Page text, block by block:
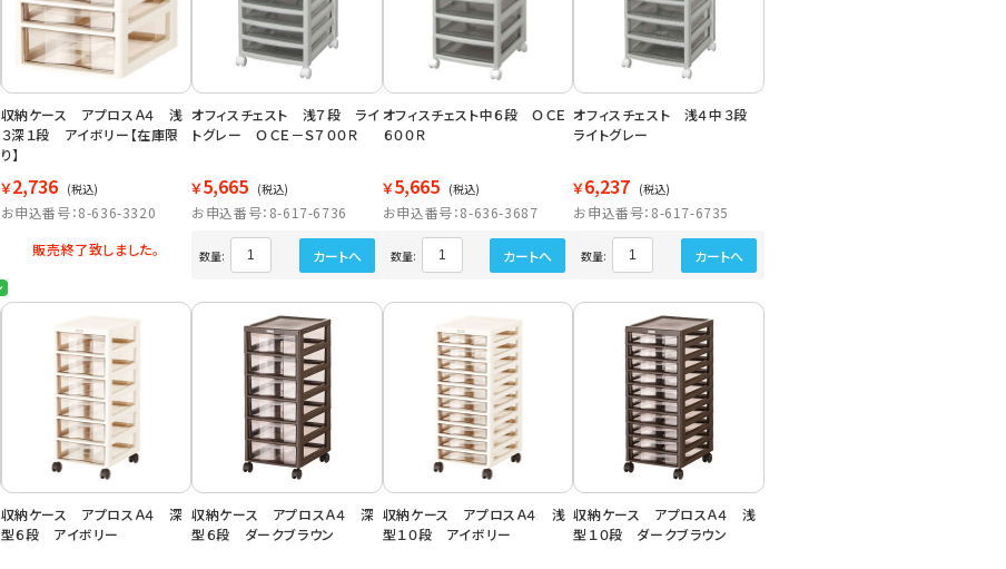
収納ケース アプロスＡ４ 浅
３深１段 アイボリー【在庫限
り】
￥2,736 (税込)
お申込番号：8-636-3320
販売終了致しました。
オフィスチェスト 浅７段 ライ
トグレー ＯＣＥ－Ｓ７００Ｒ
￥5,665 (税込)
お申込番号：8-617-6736
数量: カートへ
オフィスチェスト中６段 ＯＣＥ
６００Ｒ
￥5,665 (税込)
お申込番号：8-636-3687
数量: カートへ
オフィスチェスト 浅４中３段
ライトグレー
￥6,237 (税込)
お申込番号：8-617-6735
数量: カートへ
収納ケース アプロスＡ４ 深
型６段 アイボリー
収納ケース アプロスＡ４ 深
型６段 ダークブラウン
収納ケース アプロスＡ４ 浅
型１０段 アイボリー
収納ケース アプロスＡ４ 浅
型１０段 ダークブラウン